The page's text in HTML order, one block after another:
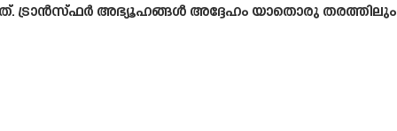
ട്രാൻസ്‌ഫർ അഭ്യൂഹങ്ങൾ അദ്ദേഹം യാതൊരു തരത്തിലും